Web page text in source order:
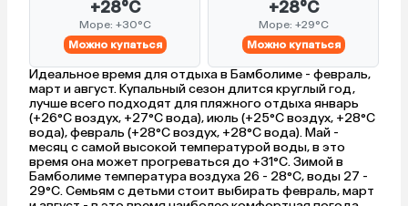
+28°C
Море: +30°C
Можно купаться
+28°C
Море: +29°C
Можно купаться
Идеальное время для отдыха в Бамболиме - февраль,
март и август. Купальный сезон длится круглый год,
лучше всего подходят для пляжного отдыха январь
(+26°C воздух, +27°C вода), июль (+25°C воздух, +28°C
вода), февраль (+28°C воздух, +28°C вода). Май -
месяц с самой высокой температурой воды, в это
время она может прогреваться до +31°C. Зимой в
Бамболиме температура воздуха 26 - 28°C, воды 27 -
29°C. Семьям с детьми стоит выбирать февраль, март